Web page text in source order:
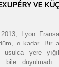
VE
Lyon
o kadar. Bir
usulca yere
bile